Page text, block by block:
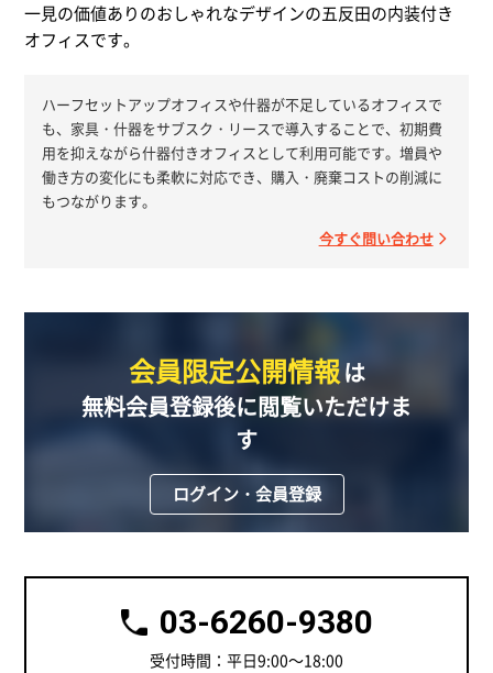
一見の価値ありのおしゃれなデザインの五反田の内装付き
オフィスです。
ハーフセットアップオフィスや什器が不足しているオフィスで
も、家具・什器をサブスク・リースで導入することで、初期費
用を抑えながら什器付きオフィスとして利用可能です。増員や
働き方の変化にも柔軟に対応でき、購入・廃棄コストの削減に
もつながります。
今すぐ問い合わせ
会員限定公開情報は
無料会員登録後に閲覧いただけま
す
ログイン・会員登録
03-6260-9380
受付時間：平日9:00～18:00